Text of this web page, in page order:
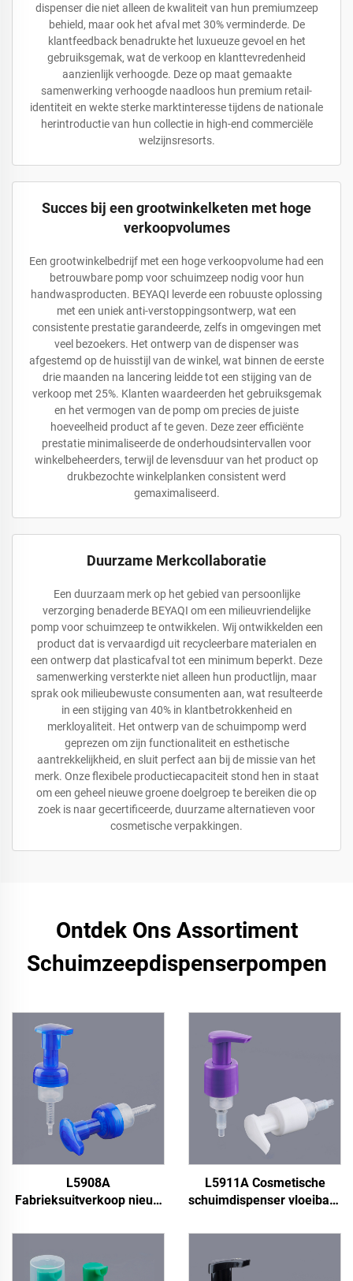
dispenser die niet alleen de kwaliteit van hun premiumzeep
behield, maar ook het afval met 30% verminderde. De
klantfeedback benadrukte het luxueuze gevoel en het
gebruiksgemak, wat de verkoop en klanttevredenheid
aanzienlijk verhoogde. Deze op maat gemaakte
samenwerking verhoogde naadloos hun premium retail-
identiteit en wekte sterke marktinteresse tijdens de nationale
herintroductie van hun collectie in high-end commerciële
welzijnsresorts.
Succes bij een grootwinkelketen met hoge
verkoopvolumes
Een grootwinkelbedrijf met een hoge verkoopvolume had een
betrouwbare pomp voor schuimzeep nodig voor hun
handwasproducten. BEYAQI leverde een robuuste oplossing
met een uniek anti-verstoppingsontwerp, wat een
consistente prestatie garandeerde, zelfs in omgevingen met
veel bezoekers. Het ontwerp van de dispenser was
afgestemd op de huisstijl van de winkel, wat binnen de eerste
drie maanden na lancering leidde tot een stijging van de
verkoop met 25%. Klanten waardeerden het gebruiksgemak
en het vermogen van de pomp om precies de juiste
hoeveelheid product af te geven. Deze zeer efficiënte
prestatie minimaliseerde de onderhoudsintervallen voor
winkelbeheerders, terwijl de levensduur van het product op
drukbezochte winkelplanken consistent werd
gemaximaliseerd.
Duurzame Merkcollaboratie
Een duurzaam merk op het gebied van persoonlijke
verzorging benaderde BEYAQI om een milieuvriendelijke
pomp voor schuimzeep te ontwikkelen. Wij ontwikkelden een
product dat is vervaardigd uit recycleerbare materialen en
een ontwerp dat plasticafval tot een minimum beperkt. Deze
samenwerking versterkte niet alleen hun productlijn, maar
sprak ook milieubewuste consumenten aan, wat resulteerde
in een stijging van 40% in klantbetrokkenheid en
merkloyaliteit. Het ontwerp van de schuimpomp werd
geprezen om zijn functionaliteit en esthetische
aantrekkelijkheid, en sluit perfect aan bij de missie van het
merk. Onze flexibele productiecapaciteit stond hen in staat
om een geheel nieuwe groene doelgroep te bereiken die op
zoek is naar gecertificeerde, duurzame alternatieven voor
cosmetische verpakkingen.
Ontdek Ons Assortiment
Schuimzeepdispenserpompen
L5908A
Fabrieksuitverkoop nieuw
blauw
groothandelsfoampomp,
kunststof foampomp, 0,8
L5911A Cosmetische
schuimdispenser vloeibaar
schuimzeep pomp, 0,3 cc
vloeibare zeep